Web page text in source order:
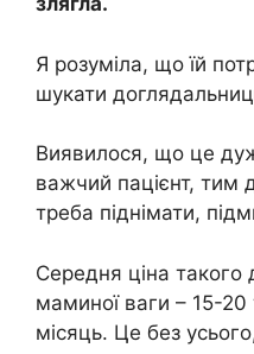
Я розуміла, що їй
шукати
Виявилося, що це
важчий пацієнт,
треба піднімати,
Середня ціна такого
маминої ваги – 15-20
місяць. Це без